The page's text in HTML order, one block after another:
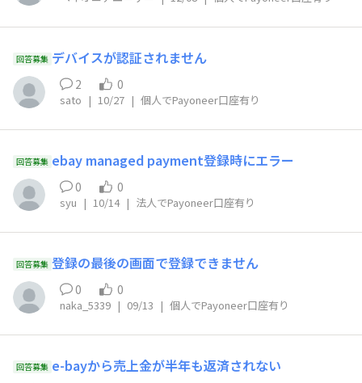
回答募集 デバイスが認証されません
2 0
sato | 10/27 | 個人でPayoneer口座有り
回答募集 ebay managed payment登録時にエラー
0 0
syu | 10/14 | 法人でPayoneer口座有り
回答募集 登録の最後の画面で登録できません
0 0
naka_5339 | 09/13 | 個人でPayoneer口座有り
回答募集 e-bayから売上金が半年も返済されない